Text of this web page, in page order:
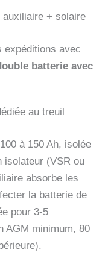
+ solaire
expéditions avec
batterie avec
au treuil
à 150 Ah, isolée
isolateur (VSR ou
absorbe les
la batterie de
pour 3-5
AGM minimum, 80